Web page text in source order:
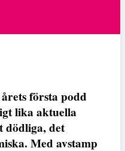
första podd
lika aktuella
dödliga, det
Med avstamp